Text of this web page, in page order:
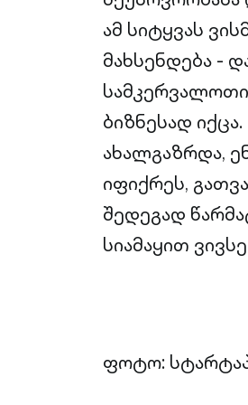
ამ სიტყვას
მახსენდება -
ბიზნესად
ახალგაზრდა,
იფიქრეს,
შედეგად
სიამაყით
ფოტო: